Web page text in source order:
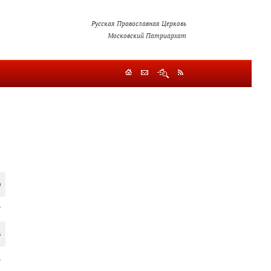
Русская Православная Церковь
Московский Патриархат